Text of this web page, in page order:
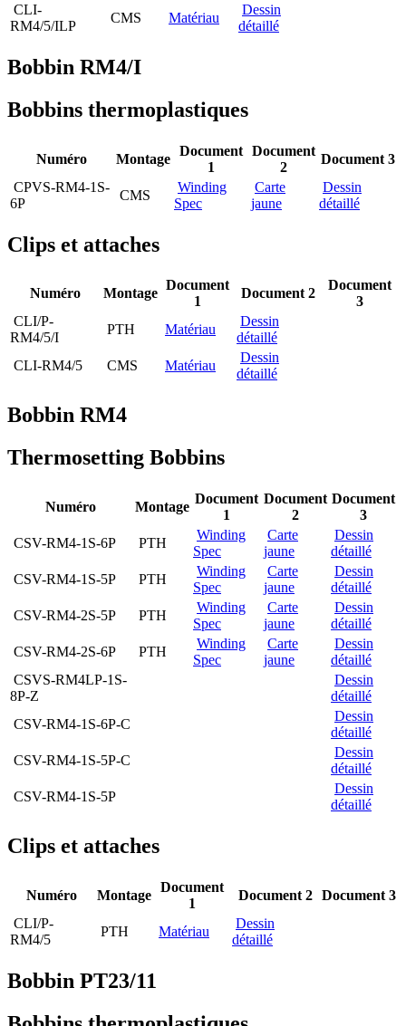
CLI-
RM4/5/ILP
CMS Matériau
Dessin
détaillé
Bobbin RM4/I
Bobbins thermoplastiques
Numéro Montage
Document
1
Document
2
Document 3
CPVS-RM4-1S-
6P
CMS
Winding
Spec
Carte
jaune
Dessin
détaillé
Clips et attaches
Numéro Montage
Document
1
Document 2
Document
3
CLI/P-
RM4/5/I
PTH Matériau
Dessin
détaillé
CLI-RM4/5
CMS Matériau
Dessin
détaillé
Bobbin RM4
Thermosetting Bobbins
Numéro Montage
Document
1
Document
2
Document
3
CSV-RM4-1S-6P
PTH
Winding
Spec
Carte
jaune
Dessin
détaillé
CSV-RM4-1S-5P
PTH
Winding
Spec
Carte
jaune
Dessin
détaillé
CSV-RM4-2S-5P
PTH
Winding
Spec
Carte
jaune
Dessin
détaillé
CSV-RM4-2S-6P
PTH
Winding
Spec
Carte
jaune
Dessin
détaillé
CSVS-RM4LP-1S-
8P-Z
Dessin
détaillé
CSV-RM4-1S-6P-C
Dessin
détaillé
CSV-RM4-1S-5P-C
Dessin
détaillé
CSV-RM4-1S-5P
Dessin
détaillé
Clips et attaches
Numéro Montage
Document
1
Document 2
Document 3
CLI/P-
RM4/5
PTH Matériau
Dessin
détaillé
Bobbin PT23/11